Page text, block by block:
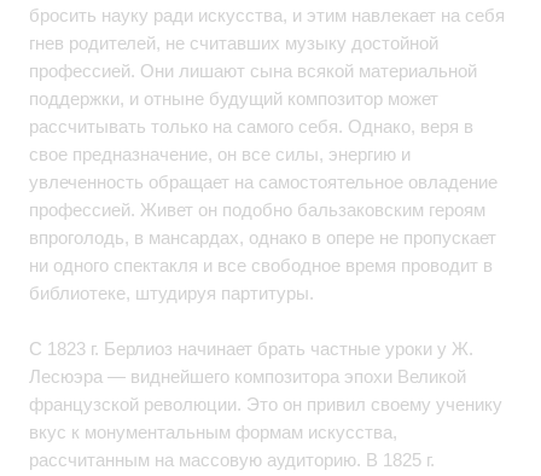
бросить науку ради искусства, и этим навлекает на себя
гнев родителей, не считавших музыку достойной
профессией. Они лишают сына всякой материальной
поддержки, и отныне будущий композитор может
рассчитывать только на самого себя. Однако, веря в
свое предназначение, он все силы, энергию и
увлеченность обращает на самостоятельное овладение
профессией. Живет он подобно бальзаковским героям
впроголодь, в мансардах, однако в опере не пропускает
ни одного спектакля и все свободное время проводит в
библиотеке, штудируя партитуры.
С 1823 г. Берлиоз начинает брать частные уроки у Ж.
Лесюэра — виднейшего композитора эпохи Великой
французской революции. Это он привил своему ученику
вкус к монументальным формам искусства,
рассчитанным на массовую аудиторию. В 1825 г.